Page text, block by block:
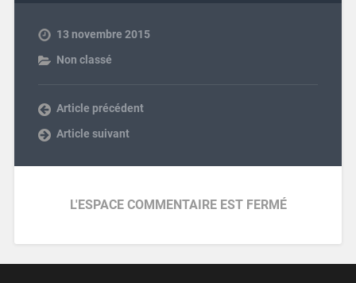
13 novembre 2015
Non classé
Article précédent
Article suivant
L'ESPACE COMMENTAIRE EST FERMÉ